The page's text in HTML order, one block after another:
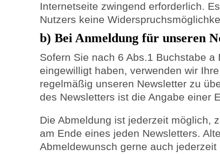
Internetseite zwingend erforderlich.
Nutzers keine
b) Bei Anmeldung für unseren
Sofern Sie nach 6 Abs.1 Buchstabe a
eingewilligt haben, verwenden wir
regelmäßig unseren Newsletter zu
des Newsletters ist die Angabe einer
Die Abmeldung ist jederzeit möglich,
am Ende eines jeden Newsletters.
Abmeldewunsch gerne auch jederzeit